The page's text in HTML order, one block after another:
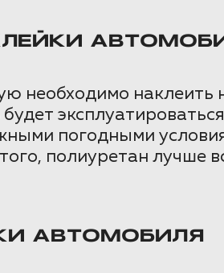
необходимо наклеить
погодными
полиуретан лучше
АВТОМОБИЛЯ